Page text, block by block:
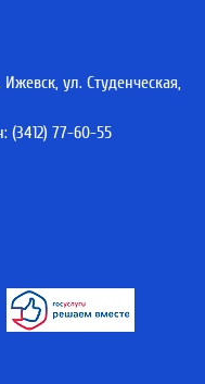
ул. Студенческая,
(3412) 77-60-55